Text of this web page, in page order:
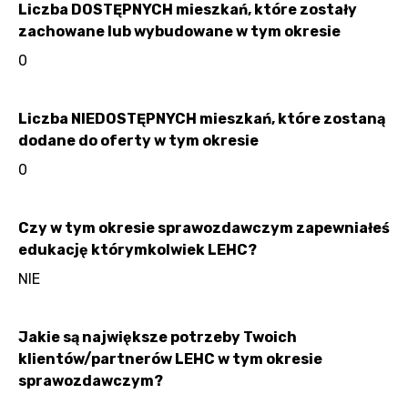
Liczba DOSTĘPNYCH mieszkań, które zostały
zachowane lub wybudowane w tym okresie
0
Liczba NIEDOSTĘPNYCH mieszkań, które zostaną
dodane do oferty w tym okresie
0
Czy w tym okresie sprawozdawczym zapewniałeś
edukację którymkolwiek LEHC?
NIE
Jakie są największe potrzeby Twoich
klientów/partnerów LEHC w tym okresie
sprawozdawczym?